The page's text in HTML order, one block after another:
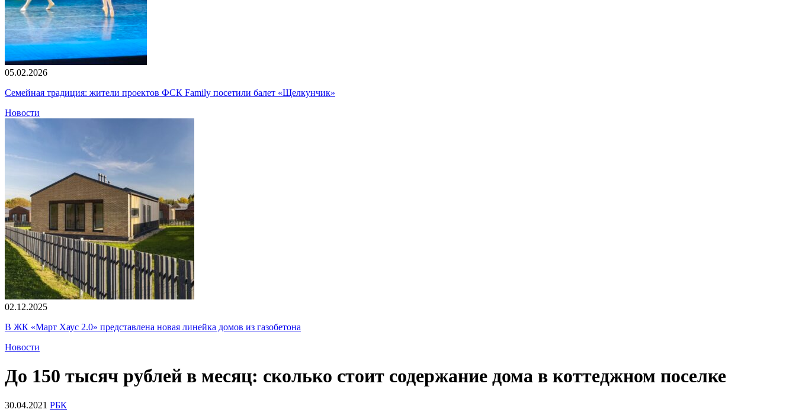
05.02.2026
Семейная традиция: жители проектов ФСК Family посетили балет «Щелкунчик»
Новости
02.12.2025
В ЖК «Март Хаус 2.0» представлена новая линейка домов из газобетона
Новости
До 150 тысяч рублей в месяц: сколько стоит содержание дома в коттеджном поселке
30.04.2021 РБК